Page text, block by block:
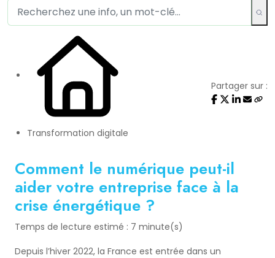
Transformation digitale
Partager sur :
Comment le numérique peut-il
aider votre entreprise face à la
crise énergétique ?
Temps de lecture estimé : 7 minute(s)
Depuis l’hiver 2022, la France est entrée dans un